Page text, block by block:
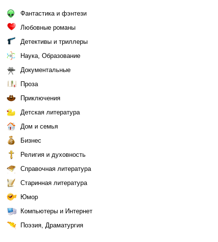
Фантастика и фэнтези
Любовные романы
Детективы и триллеры
Наука, Образование
Документальные
Проза
Приключения
Детская литература
Дом и семья
Бизнес
Религия и духовность
Справочная литература
Старинная литература
Юмор
Компьютеры и Интернет
Поэзия, Драматургия